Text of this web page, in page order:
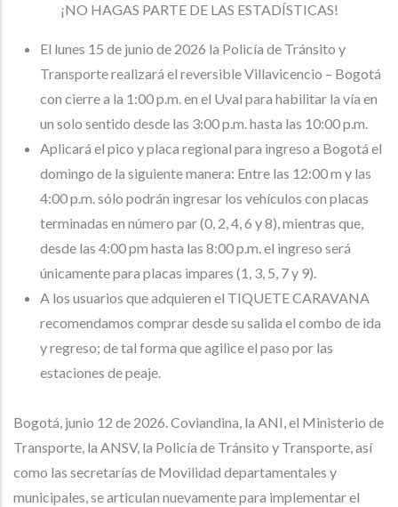
¡NO HAGAS PARTE DE LAS ESTADÍSTICAS!
El lunes 15 de junio de 2026 la Policía de Tránsito y
Transporte realizará el reversible Villavicencio – Bogotá
con cierre a la 1:00 p.m. en el Uval para habilitar la vía en
un solo sentido desde las 3:00 p.m. hasta las 10:00 p.m.
Aplicará el pico y placa regional para ingreso a Bogotá el
domingo de la siguiente manera: Entre las 12:00 m y las
4:00 p.m. sólo podrán ingresar los vehículos con placas
terminadas en número par (0, 2, 4, 6 y 8), mientras que,
desde las 4:00 pm hasta las 8:00 p.m. el ingreso será
únicamente para placas impares (1, 3, 5, 7 y 9).
A los usuarios que adquieren el TIQUETE CARAVANA
recomendamos comprar desde su salida el combo de ida
y regreso; de tal forma que agilice el paso por las
estaciones de peaje.
Bogotá, junio 12 de 2026. Coviandina, la ANI, el Ministerio de
Transporte, la ANSV, la Policía de Tránsito y Transporte, así
como las secretarías de Movilidad departamentales y
municipales, se articulan nuevamente para implementar el